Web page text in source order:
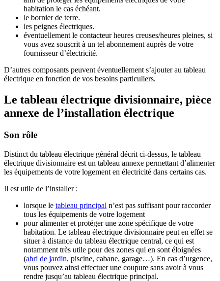
habitation le cas échéant.
le bornier de terre.
les peignes électriques.
éventuellement le contacteur heures creuses/heures pleines, si
vous avez souscrit à un tel abonnement auprès de votre
fournisseur d’électricité.
D’autres composants peuvent éventuellement s’ajouter au tableau
électrique en fonction de vos besoins particuliers.
Le tableau électrique divisionnaire, pièce
annexe de l’installation électrique
Son rôle
Distinct du tableau électrique général décrit ci-dessus, le tableau
électrique divisionnaire est un tableau annexe permettant d’alimenter
les équipements de votre logement en électricité dans certains cas.
Il est utile de l’installer :
lorsque le tableau principal n’est pas suffisant pour raccorder
tous les équipements de votre logement
pour alimenter et protéger une zone spécifique de votre
habitation. Le tableau électrique divisionnaire peut en effet se
situer à distance du tableau électrique central, ce qui est
notamment très utile pour des zones qui en sont éloignées
(abri de jardin, piscine, cabane, garage…). En cas d’urgence,
vous pouvez ainsi effectuer une coupure sans avoir à vous
rendre jusqu’au tableau électrique principal.